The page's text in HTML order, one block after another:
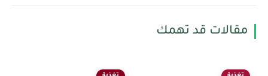
مقالات قد تهمك